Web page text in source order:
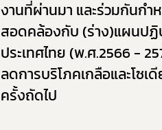
งานที่ผ่านมา และร่วมกันกำ
สอดคล้องกับ (ร่าง)แผนป
ประเทศไทย (พ.ศ.2566 -
ลดการบริโภคเกลือและโซ
ครั้งถัดไป